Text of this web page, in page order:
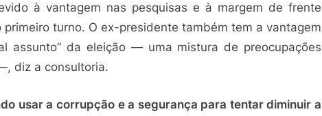
à vantagem nas pesquisas e à margem de frente
primeiro turno. O ex-presidente também tem a vantagem
assunto” da eleição — uma mistura de preocupações
diz a consultoria.
usar a corrupção e a segurança para tentar diminuir a